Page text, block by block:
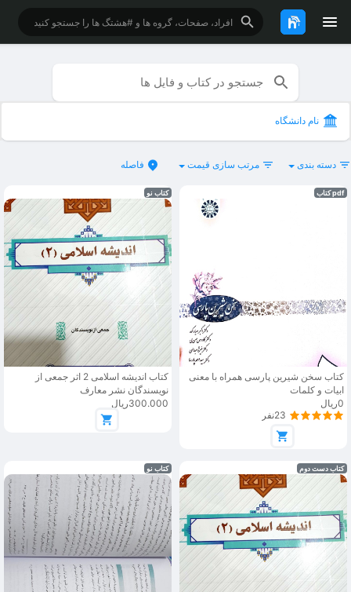
نام دانشگاه
دسته بندی مرتب سازی قیمت فاصله
pdf کتاب
کتاب سخن شیرین پارسی همراه با معنی
ابیات و کلمات
0ریال
23نفر
کتاب نو
کتاب اندیشه اسلامی 2 اثر جمعی از
نویسندگان نشر معارف
300.000ریال
کتاب دست دوم کتاب نو